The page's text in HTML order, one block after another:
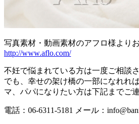
写真素材・動画素材のアフロ様よ
http://www.aflo.com/
不妊で悩まれている方は一度ご相談
でも、幸せの架け橋の一部になれれ
マ、パパになりたい方は下記までご
電話：06-6311-5181 メール：